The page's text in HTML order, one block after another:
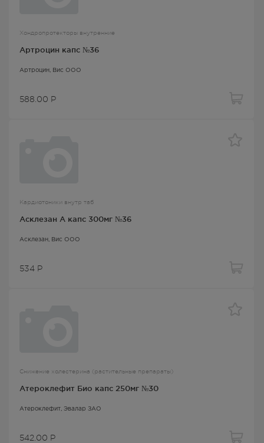
Хондропротекторы внутренние
Артроцин капс №36
Артроцин , Вис ООО
588.00 Р
Кардиотоники внутр таб
Асклезан А капс 300мг №36
Асклезан , Вис ООО
534 Р
Снижение холестерина (растительные препараты)
Атероклефит Био капс 250мг №30
Атероклефит, Эвалар ЗАО
542.00 Р